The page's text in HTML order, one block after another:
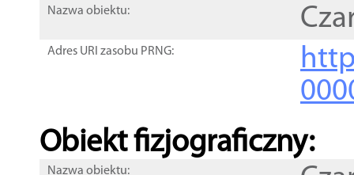
Nazwa obiektu:
Adres URI zasobu PRNG:
Obiekt fizjograficzny:
Nazwa obiektu: